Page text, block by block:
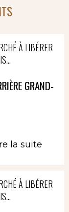
À LIBÉRER
GRAND-
la suite
À LIBÉRER